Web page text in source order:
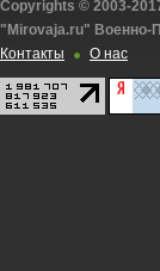
Copyrights © 2003-
"Mirovaja.ru" Военно-
Контакты
О нас